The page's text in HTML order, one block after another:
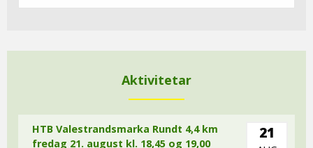
Aktivitetar
HTB Valestrandsmarka Rundt 4,4 km
fredag 21. august kl. 18,45 og 19,00
21